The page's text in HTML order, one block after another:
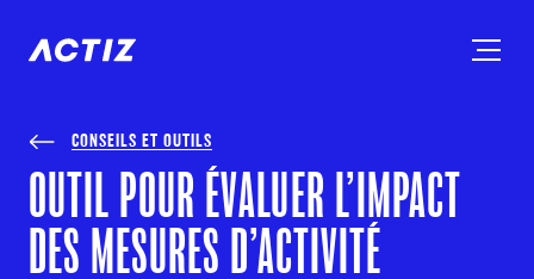
CONSEILS ET OUTILS
OUTIL POUR ÉVALUER L’IMPACT
DES MESURES D’ACTIVITÉ